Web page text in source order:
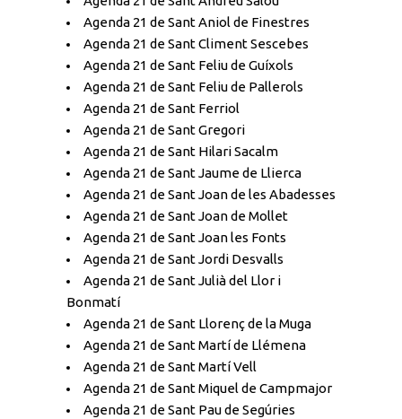
Agenda 21 de Sant Aniol de Finestres
Agenda 21 de Sant Climent Sescebes
Agenda 21 de Sant Feliu de Guíxols
Agenda 21 de Sant Feliu de Pallerols
Agenda 21 de Sant Ferriol
Agenda 21 de Sant Gregori
Agenda 21 de Sant Hilari Sacalm
Agenda 21 de Sant Jaume de Llierca
Agenda 21 de Sant Joan de les Abadesses
Agenda 21 de Sant Joan de Mollet
Agenda 21 de Sant Joan les Fonts
Agenda 21 de Sant Jordi Desvalls
Agenda 21 de Sant Julià del Llor i
Bonmatí
Agenda 21 de Sant Llorenç de la Muga
Agenda 21 de Sant Martí de Llémena
Agenda 21 de Sant Martí Vell
Agenda 21 de Sant Miquel de Campmajor
Agenda 21 de Sant Pau de Segúries